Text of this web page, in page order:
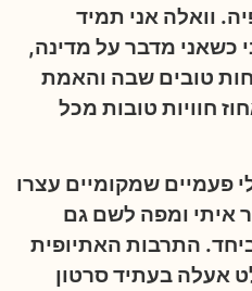
וואלה אני תמיד
כשאני מדבר על מדינה,
טובים שבה והאמת
חוויות טובות מכל
פעמיים שמקומיים עצרו
איתי ומפה לשם גם
התרבות האתיופית
אעלה בעתיד סרטון